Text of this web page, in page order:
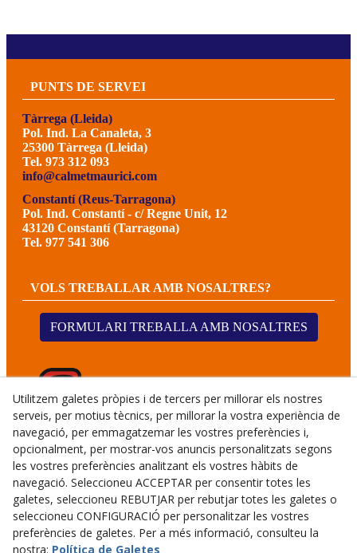
PUNTS DE SERVEI
Tàrrega (Lleida)
Pol. Ind. La Canaleta, 3
25300 Tàrrega (Lleida)
Tel. 973 312 093
info@calmetmaurici.com
Constantí (Reus-Tarragona)
Pol. Ind. Constantí - c/ Regne Unit, 12
43120 Constantí (Tarragona)
Tel. 977 541 306
VOLS TREBALLAR AMB NOSALTRES?
FORMULARI TREBALLA AMB NOSALTRES
© 08/2026 CALMET GERMANS TALLERS I SERVEIS, S.L.U.
Utilitzem galetes pròpies i de tercers per millorar els nostres
serveis, per motius tècnics, per millorar la vostra experiència de
navegació, per emmagatzemar les vostres preferències i,
opcionalment, per mostrar-vos anuncis personalitzats segons
les vostres preferències analitzant els vostres hàbits de
navegació. Seleccioneu ACCEPTAR per consentir totes les
galetes, seleccioneu REBUTJAR per rebutjar totes les galetes o
seleccioneu CONFIGURACIÓ per personalitzar les vostres
preferències de galetes. Per a més informació, consulteu la
nostra: Política de Galetes